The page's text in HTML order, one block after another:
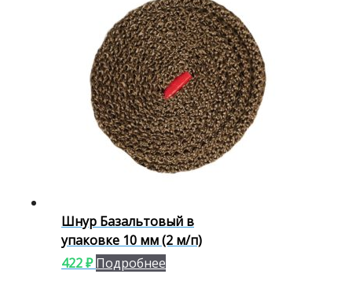
Шнур Базальтовый в
упаковке 10 мм (2 м/п)
422₽ Подробнее